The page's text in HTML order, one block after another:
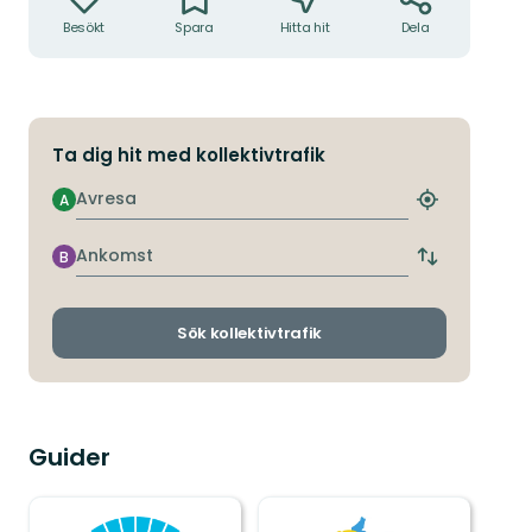
Besökt Spara Hitta hit Dela
Ta dig hit med kollektivtrafik
Avresa
A
Hitta
hållplats
Ankomst
B
Byt
och
Sök kollektivtrafik
Guider